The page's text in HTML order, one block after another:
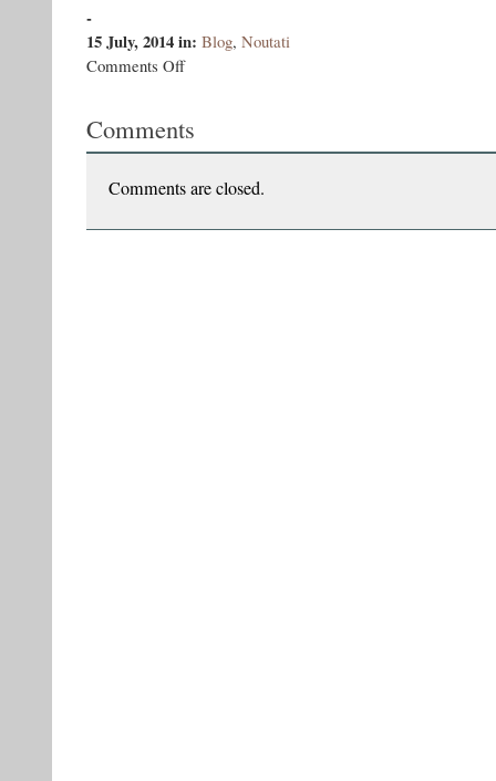
-
15 July, 2014in: Blog, Noutati
Comments Offon
revoltată
Comments
Comments are closed.